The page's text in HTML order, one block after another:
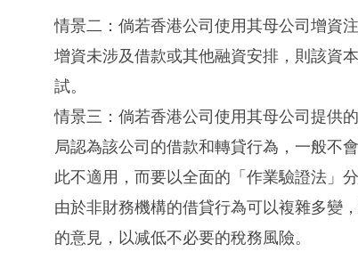
情景二：倘若香港公司使用其母公司增資
增資未涉及借款或其他融資安排，則該資
試。
情景三：倘若香港公司使用其母公司提供
局認為該公司的借款和轉貸行為，一般不
此不適用，而要以全面的「作業驗證法」
由於非財務機構的借貸行為可以複雜多變
的意見，以减低不必要的稅務風險。